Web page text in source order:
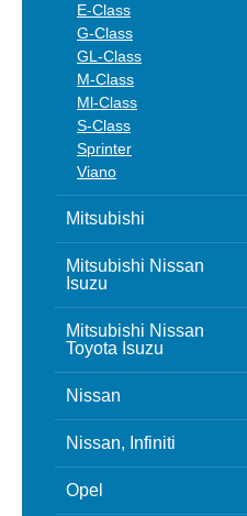
E-Class
G-Class
GL-Class
M-Class
Ml-Class
S-Class
Sprinter
Viano
Mitsubishi
Mitsubishi Nissan
Isuzu
Mitsubishi Nissan
Toyota Isuzu
Nissan
Nissan, Infiniti
Opel